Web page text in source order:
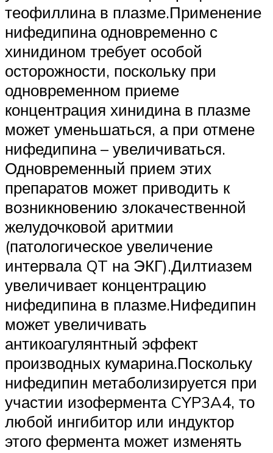
теофиллина в плазме.Применение
нифедипина одновременно с
хинидином требует особой
осторожности, поскольку при
одновременном приеме
концентрация хинидина в плазме
может уменьшаться, а при отмене
нифедипина – увеличиваться.
Одновременный прием этих
препаратов может приводить к
возникновению злокачественной
желудочковой аритмии
(патологическое увеличение
интервала QT на ЭКГ).Дилтиазем
увеличивает концентрацию
нифедипина в плазме.Нифедипин
может увеличивать
антикоагулянтный эффект
производных кумарина.Поскольку
нифедипин метаболизируется при
участии изофермента CYP3A4, то
любой ингибитор или индуктор
этого фермента может изменять